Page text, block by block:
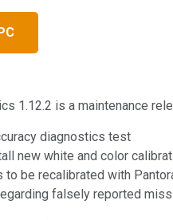
1.12.2 is a maintenance
diagnostics test
new white and color
to be recalibrated with
falsely reported